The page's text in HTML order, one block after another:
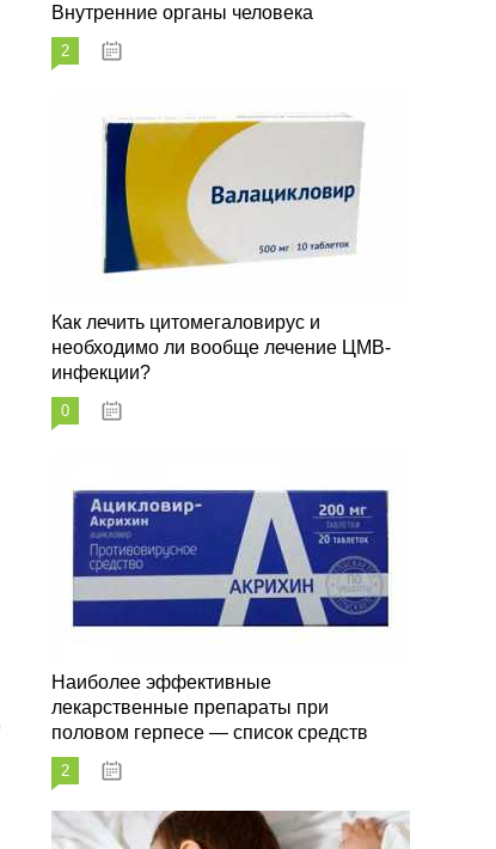
Внутренние органы человека
2
Как лечить цитомегаловирус и
необходимо ли вообще лечение ЦМВ-
инфекции?
0
Наиболее эффективные
лекарственные препараты при
половом герпесе — список средств
2